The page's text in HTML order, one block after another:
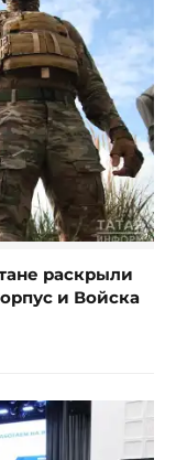
раскрыли
и Войска